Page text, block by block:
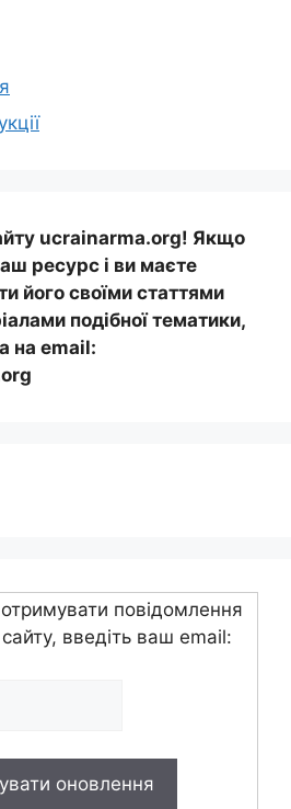
ucrainarma.org! Якщо
ресурс і ви маєте
його своїми статтями
подібної тематики,
на email:
повідомлення
введіть ваш email: